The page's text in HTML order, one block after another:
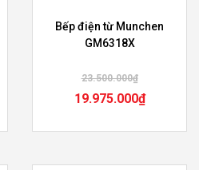
Bếp điện từ Munchen
GM6318X
23.500.000₫
19.975.000₫